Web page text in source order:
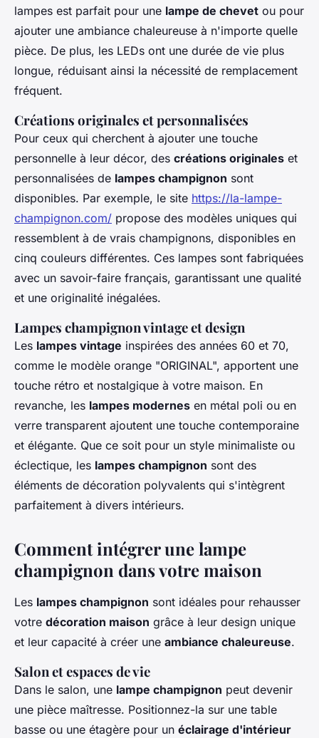
lampes est parfait pour une lampe de chevet ou pour
ajouter une ambiance chaleureuse à n'importe quelle
pièce. De plus, les LEDs ont une durée de vie plus
longue, réduisant ainsi la nécessité de remplacement
fréquent.
Créations originales et personnalisées
Pour ceux qui cherchent à ajouter une touche
personnelle à leur décor, des créations originales et
personnalisées de lampes champignon sont
disponibles. Par exemple, le site https://la-lampe-
champignon.com/ propose des modèles uniques qui
ressemblent à de vrais champignons, disponibles en
cinq couleurs différentes. Ces lampes sont fabriquées
avec un savoir-faire français, garantissant une qualité
et une originalité inégalées.
Lampes champignon vintage et design
Les lampes vintage inspirées des années 60 et 70,
comme le modèle orange "ORIGINAL", apportent une
touche rétro et nostalgique à votre maison. En
revanche, les lampes modernes en métal poli ou en
verre transparent ajoutent une touche contemporaine
et élégante. Que ce soit pour un style minimaliste ou
éclectique, les lampes champignon sont des
éléments de décoration polyvalents qui s'intègrent
parfaitement à divers intérieurs.
Comment intégrer une lampe
champignon dans votre maison
Les lampes champignon sont idéales pour rehausser
votre décoration maison grâce à leur design unique
et leur capacité à créer une ambiance chaleureuse.
Salon et espaces de vie
Dans le salon, une lampe champignon peut devenir
une pièce maîtresse. Positionnez-la sur une table
basse ou une étagère pour un éclairage d'intérieur